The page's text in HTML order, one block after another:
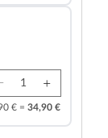
€ = 34,90 €